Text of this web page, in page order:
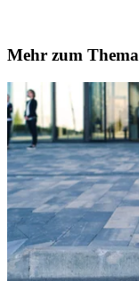
Mehr zum Thema